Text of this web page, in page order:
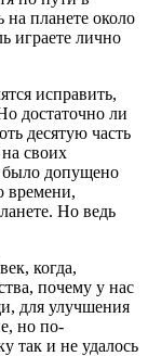
на планете около
играете лично
исправить,
достаточно ли
десятую часть
своих
допущено
времени,
Но ведь
когда,
почему у нас
для улучшения
но по-
так и не удалось